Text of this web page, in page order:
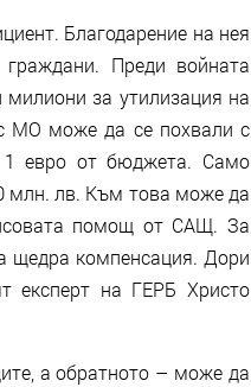
Благодарение на нея
Преди войната
за утилизация на
МО може да се похвали с
1 евро от бюджета. Само
млн. лв. Към това може да
помощ от САЩ. За
щедра компенсация. Дори
експерт на ГЕРБ Христо
а обратното – може да